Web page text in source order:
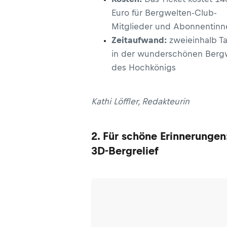
Euro für Bergwelten-Club-
Mitglieder und
Zeitaufwand: zweieinhalb
in der wunderschönen
des Hochkönigs
Kathi Löffler, Redakteurin
2. Für schöne
3D-Bergrelief